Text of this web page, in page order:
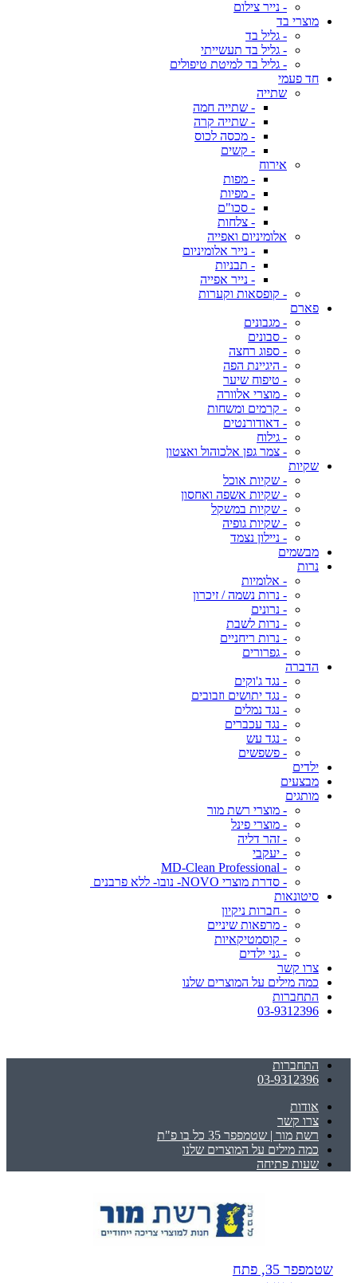
- נייר צילום
מוצרי בד
- גליל בד
- גליל בד תעשייתי
- גליל בד למיטת טיפולים
חד פעמי
שתייה
- שתייה חמה
- שתייה קרה
- מכסה לכוס
- קשים
אירוח
- מפות
- מפיות
- סכו"ם
- צלחות
אלומיניום ואפייה
- נייר אלומיניום
- תבניות
- נייר אפייה
- קופסאות וקערות
פארם
- מגבונים
- סבונים
- ספוג רחצה
- היגיינת הפה
- טיפוח שיער
- מוצרי אלוורה
- קרמים ומשחות
- דאודורנטים
- גילוח
- צמר גפן אלכוהול ואצטון
שקיות
- שקיות אוכל
- שקיות אשפה ואחסון
- שקיות במשקל
- שקיות גופיה
- ניילון נצמד
מבשמים
נרות
- אלומיות
- נרות נשמה / זיכרון
- נרונים
- נרות לשבת
- נרות ריחניים
- גפרורים
הדברה
- נגד ג'וקים
- נגד יתושים וזבובים
- נגד נמלים
- נגד עכברים
- נגד עש
- פשפשים
ילדים
מבצעים
מותגים
- מוצרי רשת מור
- מוצרי פינל
- זהר דליה
- יעקבי
- MD-Clean Professional
- סדרת מוצרי NOVO- נובו- ללא פרבנים
סיטונאות
- חברות ניקיון
- מרפאות שיניים
- קוסמטיקאיות
- גני ילדים
צרו קשר
כמה מילים על המוצרים שלנו
התחברות
03-9312396
התחברות
03-9312396
אודות
צרו קשר
רשת מור | שטמפפר 35 כל בו פ"ת
כמה מילים על המוצרים שלנו
שעות פתיחה
שטמפפר 35, פתח